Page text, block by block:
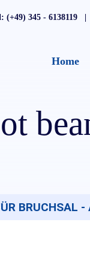
(+49) 345 - 6138119
Home
BRUCHSAL